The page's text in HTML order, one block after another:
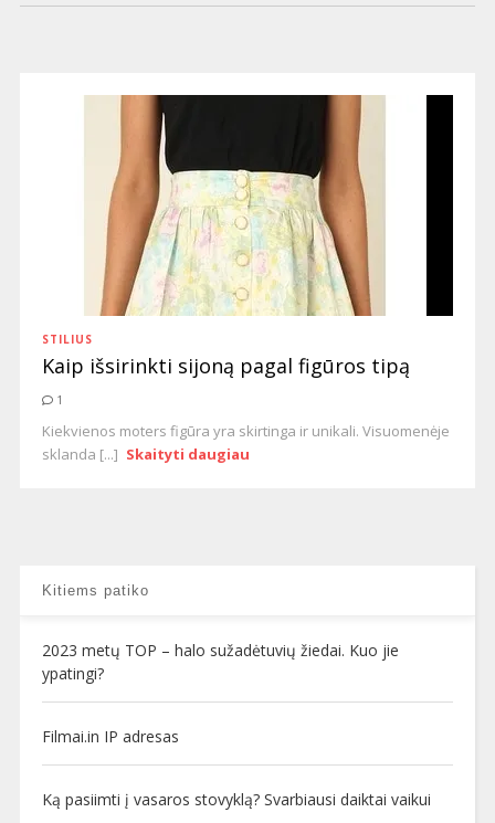
STILIUS
Kaip išsirinkti sijoną pagal figūros tipą
1
Kiekvienos moters figūra yra skirtinga ir unikali. Visuomenėje
sklanda [...] Skaityti daugiau
Kitiems patiko
2023 metų TOP – halo sužadėtuvių žiedai. Kuo jie
ypatingi?
Filmai.in IP adresas
Ką pasiimti į vasaros stovyklą? Svarbiausi daiktai vaikui